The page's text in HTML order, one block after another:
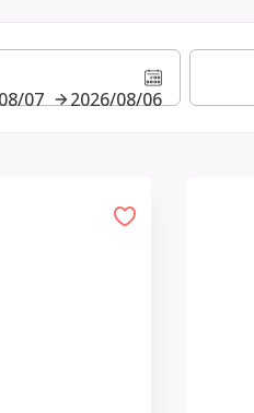
06‏/08‏/2026
07‏/08‏/2026